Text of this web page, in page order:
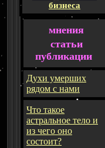
бизнеса
мнения
статьи
публикации
Духи умерших
рядом с нами
Что такое
астральное тело и
из чего оно
состоит?